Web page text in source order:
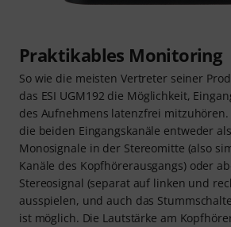
Praktikables Monitoring
So wie die meisten Vertreter seiner
das ESI UGM192 die Möglichkeit,
des Aufnehmens latenzfrei mitzuhören.
die beiden Eingangskanäle entweder
Monosignale in der Stereomitte (also
Kanäle des Kopfhörerausgangs) oder
Stereosignal (separat auf linken und
ausspielen, und auch das
ist möglich. Die Lautstärke am